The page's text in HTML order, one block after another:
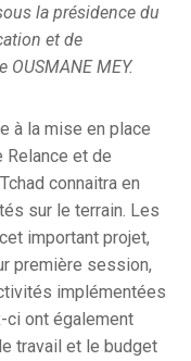
la présidence du
et de
OUSMANE MEY.
à la mise en place
et de
connaitra en
sur le terrain. Les
important projet,
première session,
implémentées
ci ont également
travail et le budget